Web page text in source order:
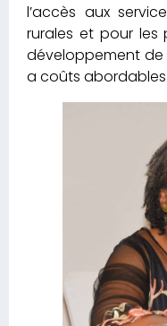
l’accès aux
rurales et pour les
développement
a coûts abordables